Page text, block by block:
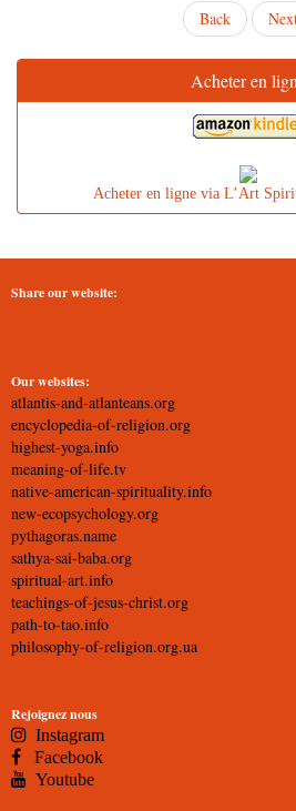
Back
Acheter en
Acheter en ligne via L’Art
Share our website:
Our websites:
atlantis-and-atlanteans.org
encyclopedia-of-religion.org
highest-yoga.info
meaning-of-life.tv
native-american-spirituality.info
new-ecopsychology.org
pythagoras.name
sathya-sai-baba.org
spiritual-art.info
teachings-of-jesus-christ.org
path-to-tao.info
philosophy-of-religion.org.ua
Rejoignez nous
Instagram
Facebook
Youtube